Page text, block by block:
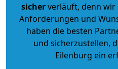
sicherverläuft, denn wir
Anforderungen und
haben die besten
und sicherzustellen,
Eilenburg ein